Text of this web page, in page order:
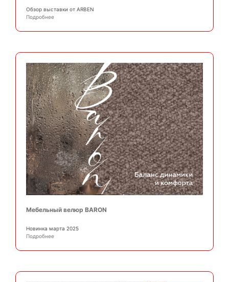
Обзор выставки от ARBEN
Подробнее
Мебельный велюр BARON
Новинка марта 2025
Подробнее